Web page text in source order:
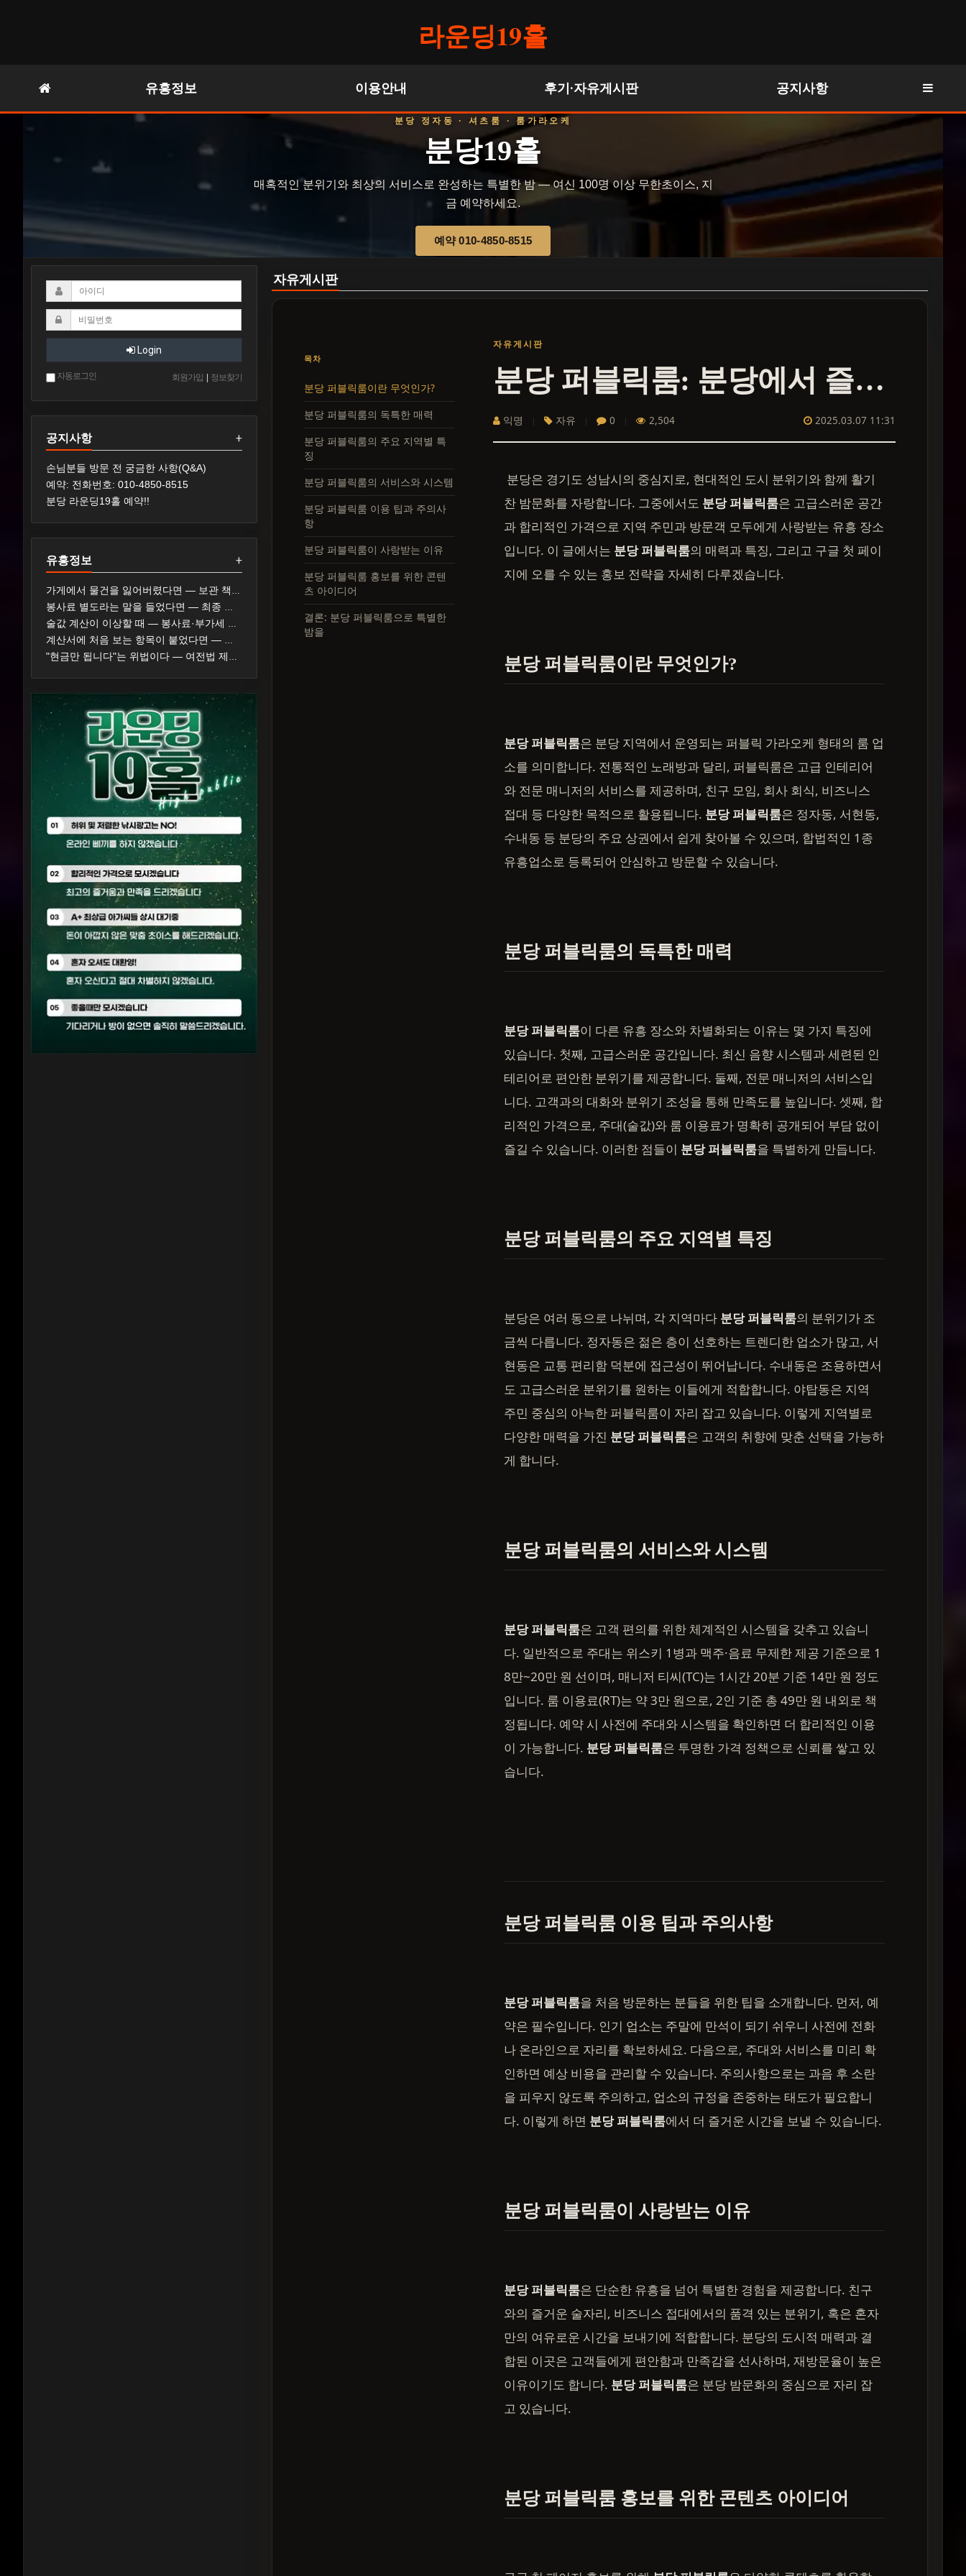
라운딩19홀
유흥정보 이용안내 후기·자유게시판 공지사항
분당 정자동 · 셔츠룸 · 룸가라오케
분당19홀
매혹적인 분위기와 최상의 서비스로 완성하는 특별한 밤 — 여신 100명 이상 무한초이스, 지
금 예약하세요.
예약 010-4850-8515
자유게시판
목차
분당 퍼블릭룸이란 무엇인가?
분당 퍼블릭룸의 독특한 매력
분당 퍼블릭룸의 주요 지역별 특
징
분당 퍼블릭룸의 서비스와 시스템
분당 퍼블릭룸 이용 팁과 주의사
항
분당 퍼블릭룸이 사랑받는 이유
분당 퍼블릭룸 홍보를 위한 콘텐
츠 아이디어
결론: 분당 퍼블릭룸으로 특별한
밤을
자유게시판
분당 퍼블릭룸: 분당에서 즐기는 고품격 유흥의 정석
익명 자유 0 2,504 2025.03.07 11:31
분당은 경기도 성남시의 중심지로, 현대적인 도시 분위기와 함께 활기
찬 밤문화를 자랑합니다. 그중에서도 분당 퍼블릭룸은 고급스러운 공간
과 합리적인 가격으로 지역 주민과 방문객 모두에게 사랑받는 유흥 장소
입니다. 이 글에서는 분당 퍼블릭룸의 매력과 특징, 그리고 구글 첫 페이
지에 오를 수 있는 홍보 전략을 자세히 다루겠습니다.
분당 퍼블릭룸이란 무엇인가?
분당 퍼블릭룸은 분당 지역에서 운영되는 퍼블릭 가라오케 형태의 룸 업
소를 의미합니다. 전통적인 노래방과 달리, 퍼블릭룸은 고급 인테리어
와 전문 매니저의 서비스를 제공하며, 친구 모임, 회사 회식, 비즈니스
접대 등 다양한 목적으로 활용됩니다. 분당 퍼블릭룸은 정자동, 서현동,
수내동 등 분당의 주요 상권에서 쉽게 찾아볼 수 있으며, 합법적인 1종
유흥업소로 등록되어 안심하고 방문할 수 있습니다.
분당 퍼블릭룸의 독특한 매력
분당 퍼블릭룸이 다른 유흥 장소와 차별화되는 이유는 몇 가지 특징에
있습니다. 첫째, 고급스러운 공간입니다. 최신 음향 시스템과 세련된 인
테리어로 편안한 분위기를 제공합니다. 둘째, 전문 매니저의 서비스입
니다. 고객과의 대화와 분위기 조성을 통해 만족도를 높입니다. 셋째, 합
리적인 가격으로, 주대(술값)와 룸 이용료가 명확히 공개되어 부담 없이
즐길 수 있습니다. 이러한 점들이 분당 퍼블릭룸을 특별하게 만듭니다.
분당 퍼블릭룸의 주요 지역별 특징
분당은 여러 동으로 나뉘며, 각 지역마다 분당 퍼블릭룸의 분위기가 조
금씩 다릅니다. 정자동은 젊은 층이 선호하는 트렌디한 업소가 많고, 서
현동은 교통 편리함 덕분에 접근성이 뛰어납니다. 수내동은 조용하면서
도 고급스러운 분위기를 원하는 이들에게 적합합니다. 야탑동은 지역
주민 중심의 아늑한 퍼블릭룸이 자리 잡고 있습니다. 이렇게 지역별로
다양한 매력을 가진 분당 퍼블릭룸은 고객의 취향에 맞춘 선택을 가능하
게 합니다.
분당 퍼블릭룸의 서비스와 시스템
분당 퍼블릭룸은 고객 편의를 위한 체계적인 시스템을 갖추고 있습니
다. 일반적으로 주대는 위스키 1병과 맥주·음료 무제한 제공 기준으로 1
8만~20만 원 선이며, 매니저 티씨(TC)는 1시간 20분 기준 14만 원 정도
입니다. 룸 이용료(RT)는 약 3만 원으로, 2인 기준 총 49만 원 내외로 책
정됩니다. 예약 시 사전에 주대와 시스템을 확인하면 더 합리적인 이용
이 가능합니다. 분당 퍼블릭룸은 투명한 가격 정책으로 신뢰를 쌓고 있
습니다.
분당 퍼블릭룸 이용 팁과 주의사항
분당 퍼블릭룸을 처음 방문하는 분들을 위한 팁을 소개합니다. 먼저, 예
약은 필수입니다. 인기 업소는 주말에 만석이 되기 쉬우니 사전에 전화
나 온라인으로 자리를 확보하세요. 다음으로, 주대와 서비스를 미리 확
인하면 예상 비용을 관리할 수 있습니다. 주의사항으로는 과음 후 소란
을 피우지 않도록 주의하고, 업소의 규정을 존중하는 태도가 필요합니
다. 이렇게 하면 분당 퍼블릭룸에서 더 즐거운 시간을 보낼 수 있습니다.
분당 퍼블릭룸이 사랑받는 이유
분당 퍼블릭룸은 단순한 유흥을 넘어 특별한 경험을 제공합니다. 친구
와의 즐거운 술자리, 비즈니스 접대에서의 품격 있는 분위기, 혹은 혼자
만의 여유로운 시간을 보내기에 적합합니다. 분당의 도시적 매력과 결
합된 이곳은 고객들에게 편안함과 만족감을 선사하며, 재방문율이 높은
이유이기도 합니다. 분당 퍼블릭룸은 분당 밤문화의 중심으로 자리 잡
고 있습니다.
분당 퍼블릭룸 홍보를 위한 콘텐츠 아이디어
Login
자동로그인 회원가입 정보찾기
+
공지사항
손님분들 방문 전 궁금한 사항(Q&A)
예약: 전화번호: 010-4850-8515
분당 라운딩19홀 예약!!
+
유흥정보
가게에서 물건을 잃어버렸다면 — 보관 책임과 요구할 수 있는 것
봉사료 별도라는 말을 들었다면 — 최종 지불 가격 표시와 확인 순서
술값 계산이 이상할 때 — 봉사료·부가세 표기와 확인 순서
계산서에 처음 보는 항목이 붙었다면 — 가격표 게시 의무와 대응 순서
"현금만 됩니다"는 위법이다 — 여전법 제19조와 신고 두 갈래